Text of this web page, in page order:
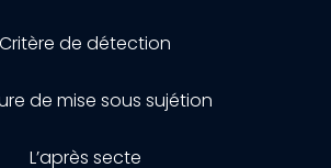
Critère de détection
de mise sous sujétion
L’après secte